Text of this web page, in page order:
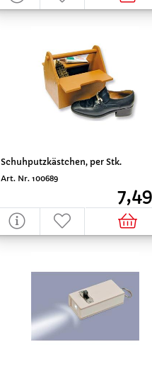
Schuhputzkästchen, per Stk.
Art. Nr. 100689